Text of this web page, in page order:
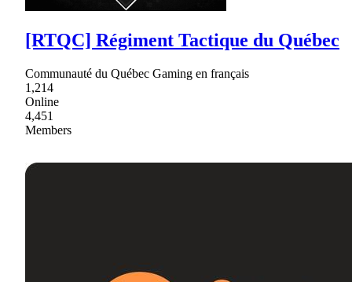
[RTQC] Régiment Tactique du Québec
Communauté du Québec Gaming en français
1,214
Online
4,451
Members